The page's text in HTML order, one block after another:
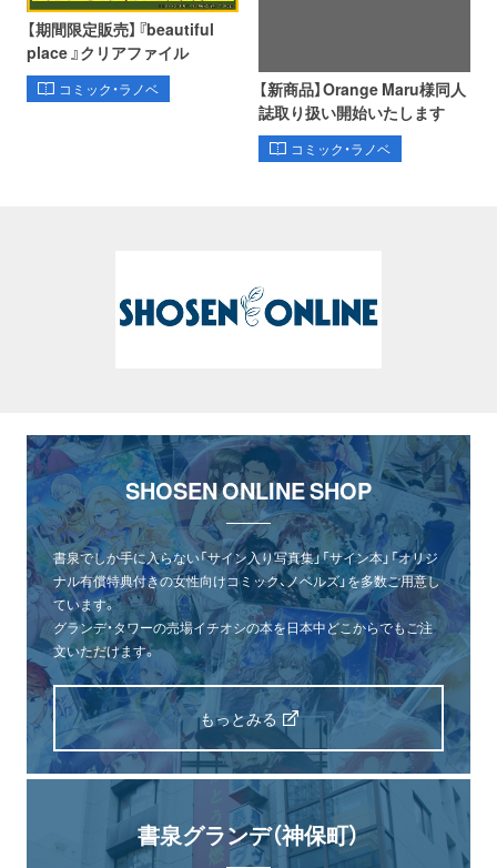
【期間限定販売】『beautiful
place 』クリアファイル
コミック・ラノベ
【新商品】Orange Maru様同人
誌取り扱い開始いたします
コミック・ラノベ
SHOSEN ONLINE SHOP
書泉でしか手に入らない「サイン入り写真集」「サイン本」「オリジ
ナル有償特典付きの女性向けコミック、ノベルズ」を多数ご用意し
ています。
グランデ・タワーの売場イチオシの本を日本中どこからでもご注
文いただけます。
もっとみる
書泉グランデ（神保町）